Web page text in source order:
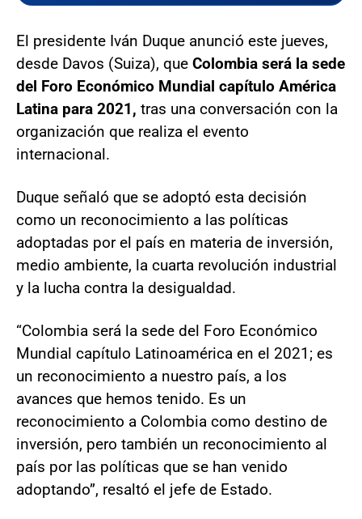
El presidente Iván Duque anunció este jueves,
desde Davos (Suiza), que Colombia será la sede
del Foro Económico Mundial capítulo América
Latina para 2021, tras una conversación con la
organización que realiza el evento
internacional.
Duque señaló que se adoptó esta decisión
como un reconocimiento a las políticas
adoptadas por el país en materia de inversión,
medio ambiente, la cuarta revolución industrial
y la lucha contra la desigualdad.
“Colombia será la sede del Foro Económico
Mundial capítulo Latinoamérica en el 2021; es
un reconocimiento a nuestro país, a los
avances que hemos tenido. Es un
reconocimiento a Colombia como destino de
inversión, pero también un reconocimiento al
país por las políticas que se han venido
adoptando”, resaltó el jefe de Estado.